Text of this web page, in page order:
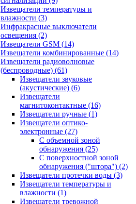
Извещатели температуры и
влажности (3)
Инфракрасные выключатели
освещения (2)
Извещатели GSM (14)
Извещатели комбинированные (14)
Извещатели радиоволновые
(беспроводные) (61)
Извещатели звуковые
(акустические) (6)
Извещатели
магнитоконтактные (16)
Извещатели ручные (1)
Извещатели оптико-
электронные (27)
С объемной зоной
обнаружения (25)
С поверхностной зоной
обнаружения ("штора") (2)
Извещатели протечки воды (3)
Извещатели температуры и
влажности (1)
Извещатели тревожной